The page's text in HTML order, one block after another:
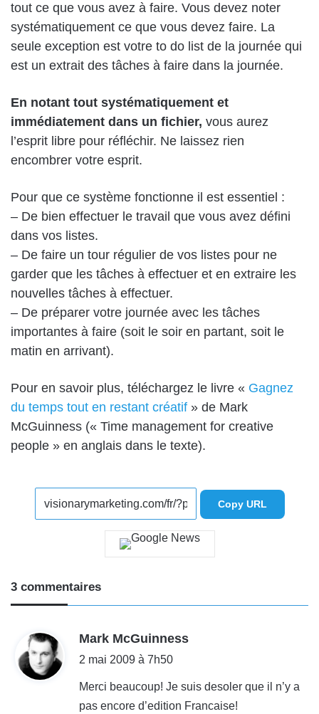
tout ce que vous avez à faire. Vous devez noter
systématiquement ce que vous devez faire. La
seule exception est votre to do list de la journée qui
est un extrait des tâches à faire dans la journée.
En notant tout systématiquement et
immédiatement dans un fichier, vous aurez
l’esprit libre pour réfléchir. Ne laissez rien
encombrer votre esprit.
Pour que ce système fonctionne il est essentiel :
– De bien effectuer le travail que vous avez défini
dans vos listes.
– De faire un tour régulier de vos listes pour ne
garder que les tâches à effectuer et en extraire les
nouvelles tâches à effectuer.
– De préparer votre journée avec les tâches
importantes à faire (soit le soir en partant, soit le
matin en arrivant).
Pour en savoir plus, téléchargez le livre « Gagnez
du temps tout en restant créatif » de Mark
McGuinness (« Time management for creative
people » en anglais dans le texte).
Copy URL
3 commentaires
Mark McGuinness
2 mai 2009 à 7h50
Merci beaucoup! Je suis desoler que il n’y a
pas encore d’edition Francaise!